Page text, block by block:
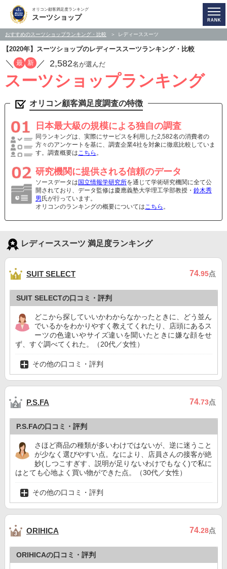
オリコン顧客満足度ランキング
スーツショップ
おすすめのスーツショップランキング・比較 レディーススーツ
【2020年】スーツショップのレディーススーツランキング・比較
／ 最 新 ／ 2,582名が選んだ
スーツショップランキング
オリコン顧客満足度調査の特徴
日本最大級の規模による独自の調査
同ランキングは、実際にサービスを利用した2,582名の消費者の
方々のアンケートを基に、調査企業4社を対象に徹底比較していま
す。調査概要はこちら 。
研究機関に提供される信頼のデータ
ソースデータは 国立情報学研究所を通じて学術研究機関に全て公
開されており、データ監修は慶應義塾大学理工学部教授・ 鈴木秀
男 氏が行っています。
オリコンのランキングの概要についてはこちら 。
レディーススーツ 満足度ランキング
SUIT SELECT 74.95点
SUIT SELECTの口コミ・評判
どこから探していいかわからなかったときに、どう並ん
でいるかをわかりやすく教えてくれたり、店頭にあるス
ーツの色違いやサイズ違いを聞いたときに嫌な顔をせ
ず、すぐ調べてくれた。（20代／女性）
その他の口コミ・評判
P.S.FA 74.73点
P.S.FAの口コミ・評判
さほど商品の種類が多いわけではないが、逆に迷うこと
が少なく選びやすい点。なにより、店員さんの接客が絶
妙(しつこすぎす、説明が足りないわけでもなく)で私に
はとても心地よく買い物ができた点。（30代／女性）
その他の口コミ・評判
ORIHICA 74.28点
ORIHICAの口コミ・評判